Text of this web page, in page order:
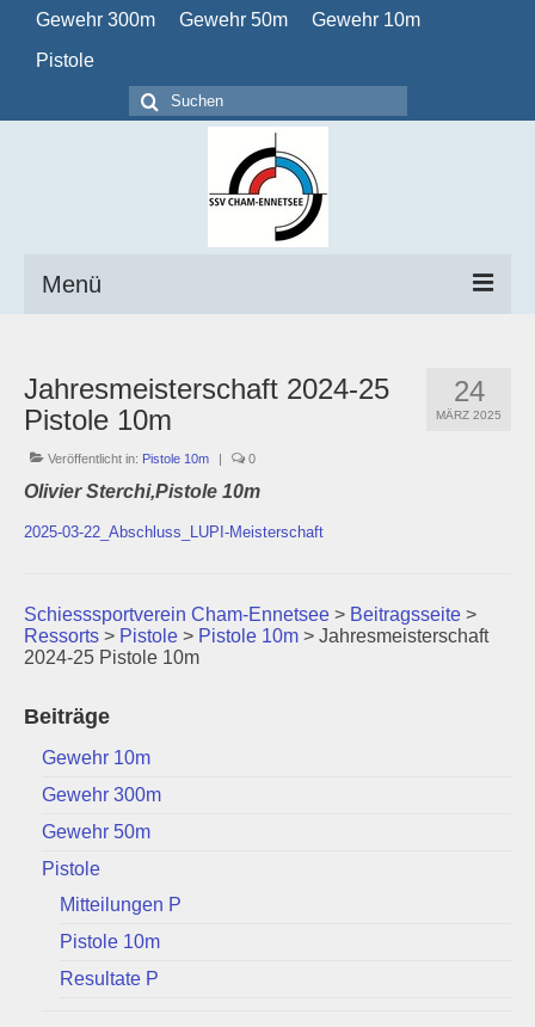
Gewehr 300m Gewehr 50m
Gewehr 10m
Pistole
Suchen
nach:
Menü
Verein
Obligatorisch
Newsletter
Links
Archiv
24
MÄRZ 2025
Jahresmeisterschaft 2024-25
Pistole 10m
Veröffentlicht in: Pistole 10m | 0
Olivier Sterchi,Pistole 10m
2025-03-22_Abschluss_LUPI-Meisterschaft
Schiesssportverein Cham-Ennetsee > Beitragsseite >
Ressorts > Pistole > Pistole 10m > Jahresmeisterschaft
2024-25 Pistole 10m
Beiträge
Gewehr 10m
Gewehr 300m
Gewehr 50m
Pistole
Mitteilungen P
Pistole 10m
Resultate P